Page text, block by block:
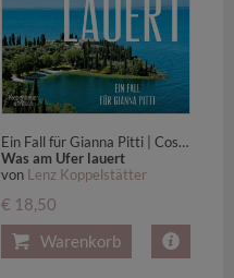
Ein Fall für Gianna Pitti | Cosy Crime in Italien mit historischem Geheimnis
Was am Ufer lauert
von Lenz Koppelstätter
€ 18,50
Warenkorb